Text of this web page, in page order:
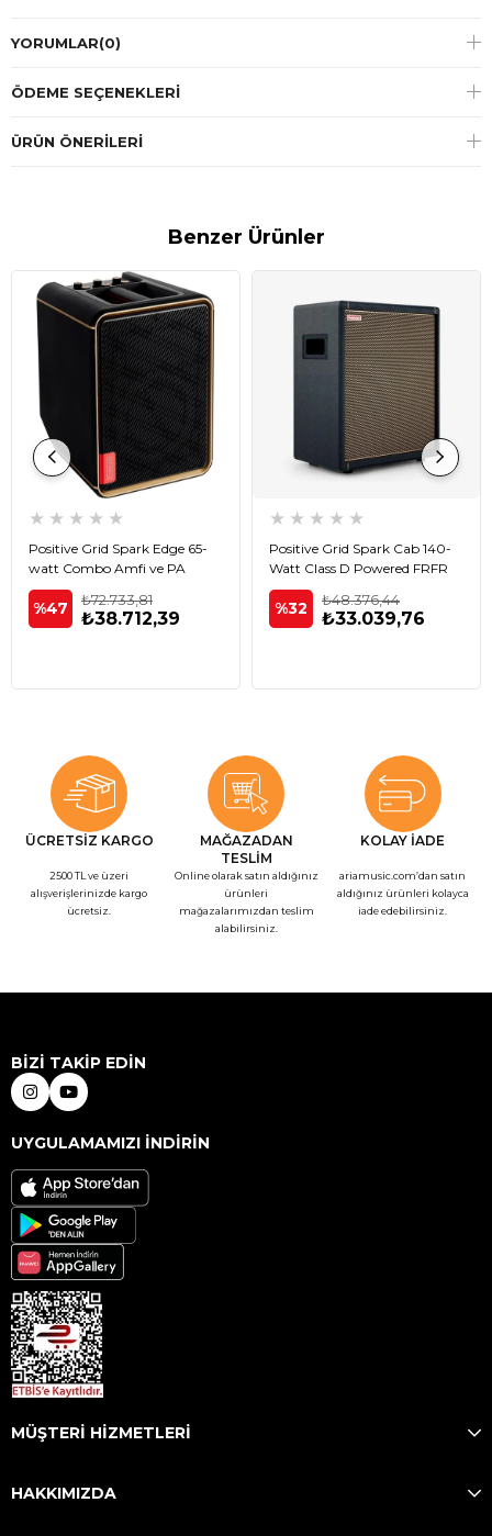
YORUMLAR(0)
ÖDEME SEÇENEKLERI
ÜRÜN ÖNERILERI
Benzer Ürünler
★ ★ ★ ★ ★
Positive Grid Spark Edge 65-
watt Combo Amfi ve PA
Sistem
%47 ₺38.712,39
₺72.733,81
★ ★ ★ ★ ★
Positive Grid Spark Cab 140-
Watt Class D Powered FRFR
Kabin
%32 ₺33.039,76
₺48.376,44
ÜCRETSİZ KARGO
2500 TL ve üzeri
alışverişlerinizde kargo
ücretsiz.
MAĞAZADAN
TESLİM
Online olarak satın aldığınız
ürünleri
mağazalarımızdan teslim
alabilirsiniz.
KOLAY İADE
ariamusic.com’dan satın
aldığınız ürünleri kolayca
iade edebilirsiniz.
BİZİ TAKİP EDİN
UYGULAMAMIZI İNDİRİN
MÜŞTERİ HİZMETLERİ
HAKKIMIZDA